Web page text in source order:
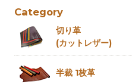
Category
切り革
(カットレザー)
半裁 1枚革